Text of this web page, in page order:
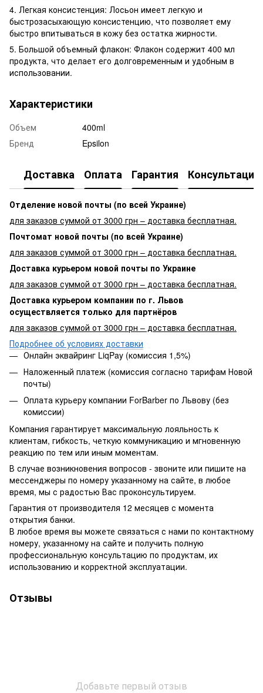
4. Легкая консистенция: Лосьон имеет легкую и
быстрозасыхающую консистенцию, что позволяет ему
быстро впитываться в кожу без остатка жирности.
5. Большой объемный флакон: Флакон содержит 400 мл
продукта, что делает его долговременным и удобным в
использовании.
Характеристики
Объем
400ml
Бренд
Epsilon
Доставка Оплата Гарантия Консультация
Отделение новой почты (по всей Украине)
для заказов суммой от 3000 грн – доставка бесплатная.
Почтомат новой почты (по всей Украине)
для заказов суммой от 3000 грн – доставка бесплатная.
Доставка курьером новой почты по Украине
для заказов суммой от 3000 грн – доставка бесплатная.
Доставка курьером компании по г. Львов
осуществляется только для партнёров
для заказов суммой от 3000 грн – доставка бесплатная.
Подробнее об условиях доставки
Онлайн эквайринг LiqPay (комиссия 1,5%)
Наложенный платеж (комиссия согласно тарифам Новой
почты)
Оплата курьеру компании ForBarber по Львову (без
комиссии)
Компания гарантирует максимальную лояльность к
клиентам, гибкость, четкую коммуникацию и мгновенную
реакцию по тем или иным моментам.
В случае возникновения вопросов - звоните или пишите на
мессенджеры по номеру указанному на сайте, в любое
время, мы с радостью Вас проконсультируем.
Гарантия от производителя 12 месяцев с момента
открытия банки.
В любое время вы можете связаться с нами по контактному
номеру, указанному на сайте и получить полную
профессиональную консультацию по продуктам, их
использованию и корректной эксплуатации.
Отзывы
Добавьте первый отзыв